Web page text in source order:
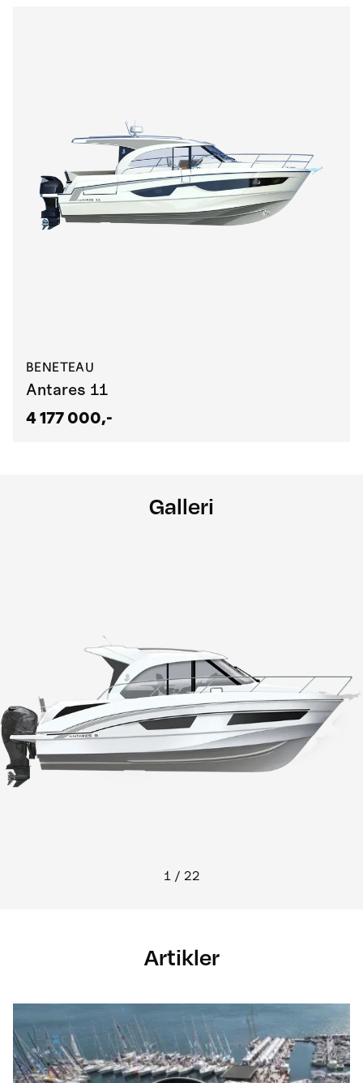
BENETEAU
Antares 11
4 177 000,-
Galleri
1 / 22
Artikler